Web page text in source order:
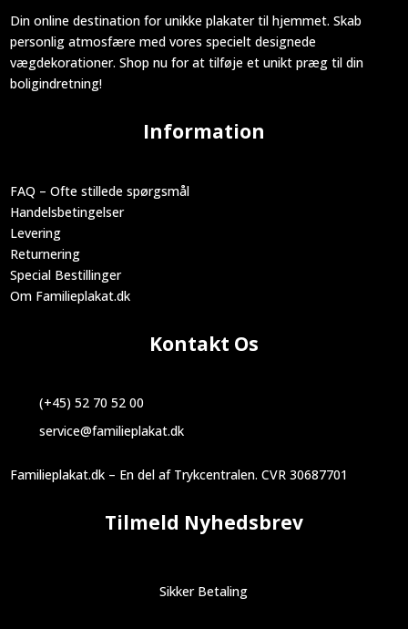
Din online destination for unikke plakater til hjemmet. Skab
personlig atmosfære med vores specielt designede
vægdekorationer. Shop nu for at tilføje et unikt præg til din
boligindretning!
Information
FAQ – Ofte stillede spørgsmål
Handelsbetingelser
Levering
Returnering
Special Bestillinger
Om Familieplakat.dk
Kontakt Os
(+45) 52 70 52 00
service@familieplakat.dk
Familieplakat.dk – En del af Trykcentralen. CVR 30687701
Tilmeld Nyhedsbrev
Sikker Betaling